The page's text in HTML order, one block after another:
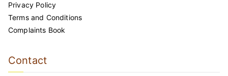
Privacy Policy
Terms and Conditions
Complaints Book
Contact